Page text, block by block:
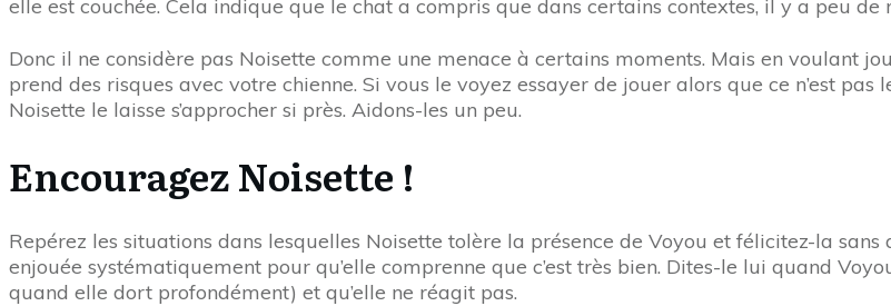
elle est couchée. Cela indique que le chat a compris que dans certains contextes, il y a peu de
Donc il ne considère pas Noisette comme une menace à certains moments. Mais en voulant
prend des risques avec votre chienne. Si vous le voyez essayer de jouer alors que ce n’est pas
Noisette le laisse s’approcher si près. Aidons-les un peu.
Encouragez Noisette !
Repérez les situations dans lesquelles Noisette tolère la présence de Voyou et félicitez-la
enjouée systématiquement pour qu’elle comprenne que c’est très bien. Dites-le lui quand
quand elle dort profondément) et qu’elle ne réagit pas.